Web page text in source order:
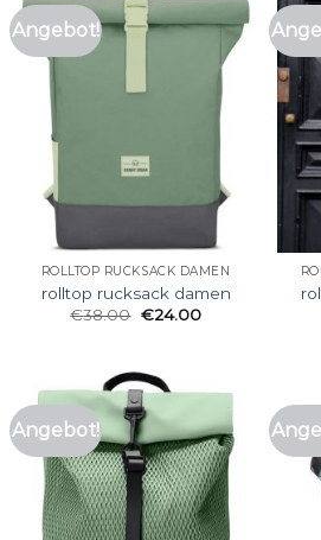
Angebot!
ROLLTOP RUCKSACK DAMEN
rolltop rucksack damen
€38.00 €24.00
Angebot!